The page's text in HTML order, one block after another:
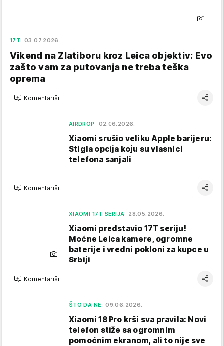
17T 03.07.2026.
Vikend na Zlatiboru kroz Leica objektiv: Evo
zašto vam za putovanja ne treba teška
oprema
Komentariši
AIRDROP 02.06.2026.
Xiaomi srušio veliku Apple barijeru:
Stigla opcija koju su vlasnici
telefona sanjali
Komentariši
XIAOMI 17T SERIJA 28.05.2026.
Xiaomi predstavio 17T seriju!
Moćne Leica kamere, ogromne
baterije i vredni pokloni za kupce u
Srbiji
Komentariši
ŠTO DA NE 09.06.2026.
Xiaomi 18 Pro krši sva pravila: Novi
telefon stiže sa ogromnim
pomoćnim ekranom, ali to nije sve